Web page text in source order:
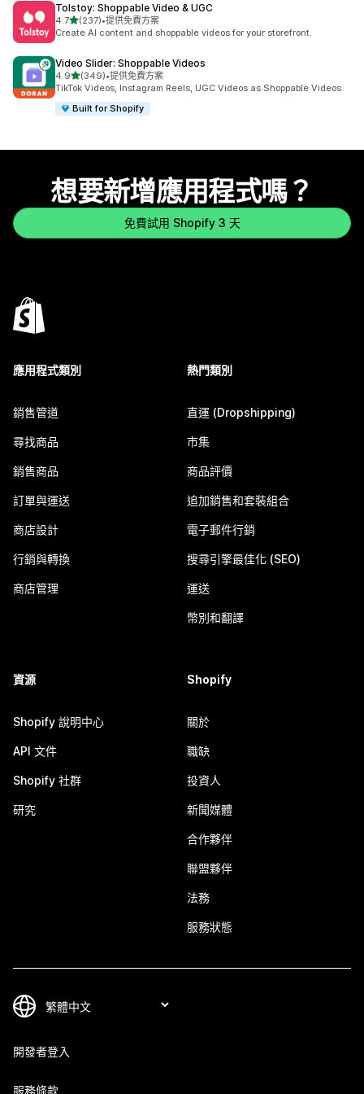
Tolstoy: Shoppable Video & UGC
4.7滿分 5 顆星
(237)
共有 237 則評價
•提供免費方案
Create AI content and shoppable videos for your storefront.
Video Slider: Shoppable Videos
4.9滿分 5 顆星
(349)
共有 349 則評價
•提供免費方案
TikTok Videos, Instagram Reels, UGC Videos as Shoppable Videos
Built for Shopify
想要新增應用程式嗎？
免費試用 Shopify 3 天
應用程式類別
銷售管道
尋找商品
銷售商品
訂單與運送
商店設計
行銷與轉換
商店管理
熱門類別
直運 (Dropshipping)
市集
商品評價
追加銷售和套裝組合
電子郵件行銷
搜尋引擎最佳化 (SEO)
運送
幣別和翻譯
資源
Shopify 說明中心
API 文件
Shopify 社群
研究
Shopify
關於
職缺
投資人
新聞媒體
合作夥伴
聯盟夥伴
法務
服務狀態
開發者登入
服務條款